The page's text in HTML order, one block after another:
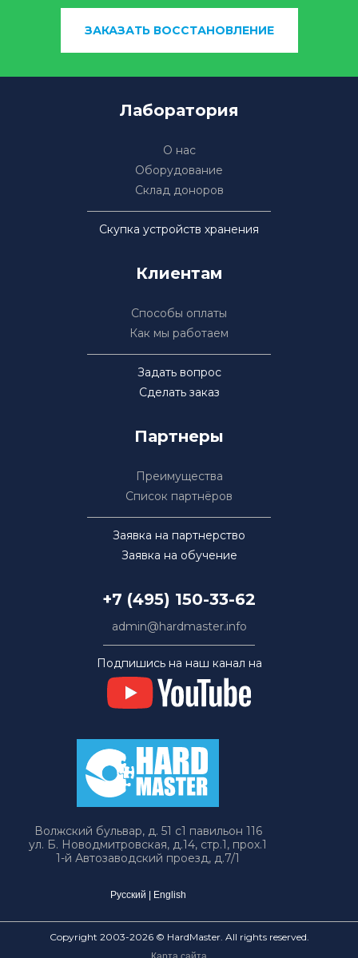
ЗАКАЗАТЬ ВОССТАНОВЛЕНИЕ
Лаборатория
О нас
Оборудование
Склад доноров
Скупка устройств хранения
Клиентам
Способы оплаты
Как мы работаем
Задать вопрос
Сделать заказ
Партнеры
Преимущества
Список партнёров
Заявка на партнерство
Заявка на обучение
+7 (495) 150-33-62
admin@hardmaster.info
Подпишись на наш канал на
Волжский бульвар, д. 51 с1 павильон 116
ул. Б. Новодмитровская, д.14, стр.1, прох.1
1-й Автозаводский проезд, д.7/1
Русский English
Copyright 2003-2026 © HardMaster. All rights reserved.